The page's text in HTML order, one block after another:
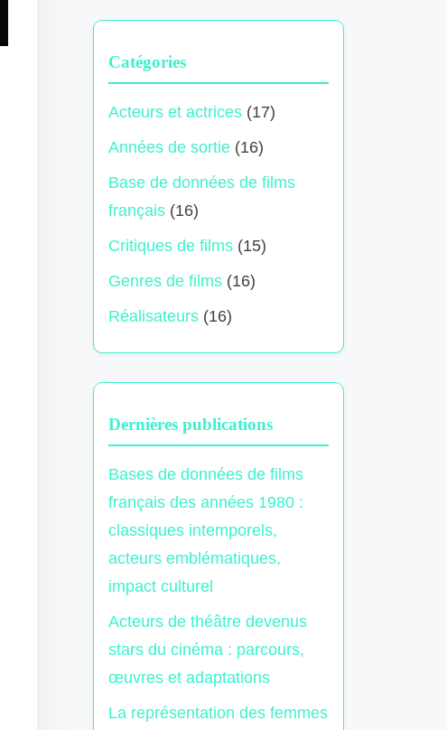
Catégories
Acteurs et actrices (17)
Années de sortie (16)
Base de données de films
français (16)
Critiques de films (15)
Genres de films (16)
Réalisateurs (16)
Dernières publications
Bases de données de films
français des années 1980 :
classiques intemporels,
acteurs emblématiques,
impact culturel
Acteurs de théâtre devenus
stars du cinéma : parcours,
œuvres et adaptations
La représentation des femmes